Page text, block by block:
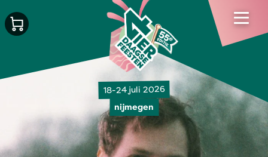
18-24 juli 2026
nijmegen